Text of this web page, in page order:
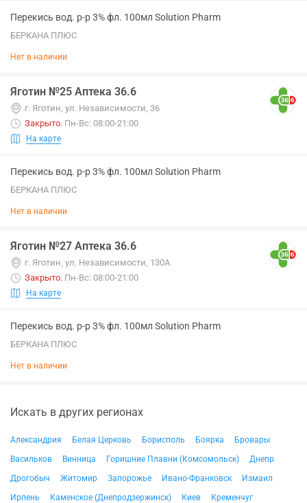
Перекись вод. р-р 3% фл. 100мл Solution Pharm
БЕРКАНА ПЛЮС
Нет в наличии
Яготин №25 Аптека 36.6
г. Яготин, ул. Независимости, 36
Закрыто. Пн-Вс: 08:00-21:00
На карте
Перекись вод. р-р 3% фл. 100мл Solution Pharm
БЕРКАНА ПЛЮС
Нет в наличии
Яготин №27 Аптека 36.6
г. Яготин, ул. Независимости, 130А
Закрыто. Пн-Вс: 08:00-21:00
На карте
Перекись вод. р-р 3% фл. 100мл Solution Pharm
БЕРКАНА ПЛЮС
Нет в наличии
Искать в других регионах
Александрия Белая Церковь Борисполь Боярка
Бровары
Васильков
Винница Горишние Плавни (Комсомольск)
Днепр
Дрогобыч
Житомир Запорожье Ивано-Франковск
Измаил
Ирпень
Каменское (Днепродзержинск) Киев
Кременчуг